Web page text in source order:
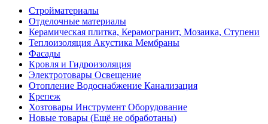
Стройматериалы
Отделочные материалы
Керамическая плитка, Керамогранит, Мозаика, Ступени
Теплоизоляция Акустика Мембраны
Фасады
Кровля и Гидроизоляция
Электротовары Освещение
Отопление Водоснабжение Канализация
Крепеж
Хозтовары Инструмент Оборудование
Новые товары (Ещё не обработаны)